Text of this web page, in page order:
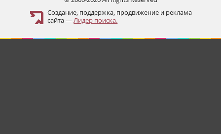
Создание, поддержка, продвижение и реклама
сайта —Лидер поиска.